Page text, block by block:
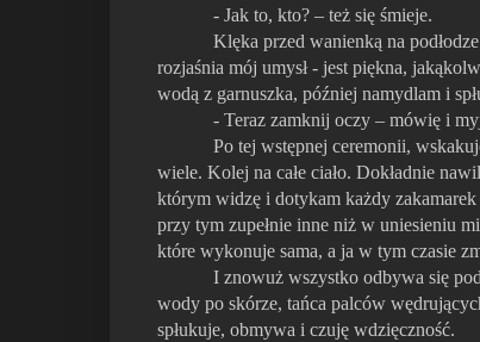
- Jak to, kto? – też się śmieje.
Klęka przed wanienką na
rozjaśnia mój umysł - jest piękna,
wodą z garnuszka, później namydlam i
- Teraz zamknij oczy – mówię i
Po tej wstępnej ceremonii,
wiele. Kolej na całe ciało. Dokładnie
którym widzę i dotykam każdy zakamarek
przy tym zupełnie inne niż w uniesieniu
które wykonuje sama, a ja w tym czasie
I znowuż wszystko odbywa się
wody po skórze, tańca palców
spłukuje, obmywa i czuję wdzięczność.